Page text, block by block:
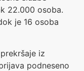
22.000 osoba.
je 16 osoba
iz
podneseno